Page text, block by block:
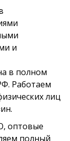
и
в полном
Работаем
лиц
оптовые
полный